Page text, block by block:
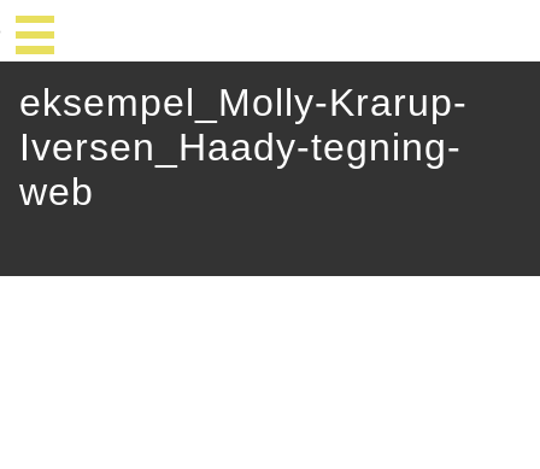
eksempel_Molly-Krarup-
Iversen_Haady-tegning-
web